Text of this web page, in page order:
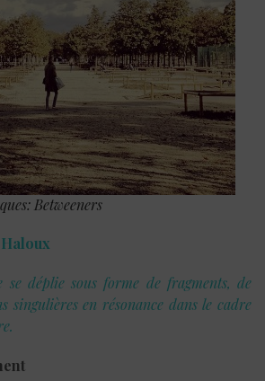
Betweeners
se déplie sous forme de fragments, de
singulières en résonance dans le cadre